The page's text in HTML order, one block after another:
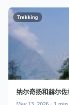
Trekking
纳尔奇扬和赫尔